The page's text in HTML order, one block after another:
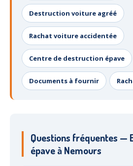
Destruction voiture agréé
Rachat voiture accidentée
Centre de destruction épave
Documents à fournir
Questions fréquentes —
épave à Nemours